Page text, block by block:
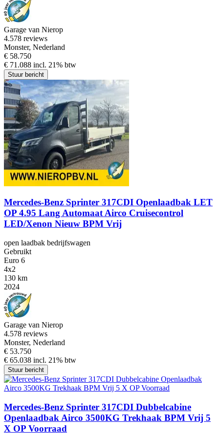
Garage van Nierop
4.578 reviews
Monster, Nederland
€ 58.750
€ 71.088 incl. 21% btw
Stuur bericht
Mercedes-Benz Sprinter 317CDI Openlaadbak LET
OP 4.95 Lang Automaat Airco Cruisecontrol
LED/Xenon Nieuw BPM Vrij
open laadbak bedrijfswagen
Gebruikt
Euro 6
4x2
130 km
2024
Garage van Nierop
4.578 reviews
Monster, Nederland
€ 53.750
€ 65.038 incl. 21% btw
Stuur bericht
Mercedes-Benz Sprinter 317CDI Dubbelcabine
Openlaadbak Airco 3500KG Trekhaak BPM Vrij 5
X OP Voorraad